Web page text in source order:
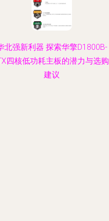
北强新利器 探索华擎D1800B-
四核低功耗主板的潜力与选购
建议